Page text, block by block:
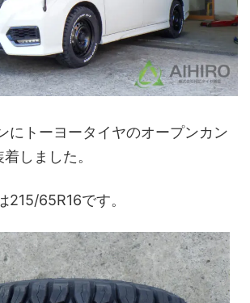
にトーヨータイヤのオープンカン
しました。
215/65R16です。